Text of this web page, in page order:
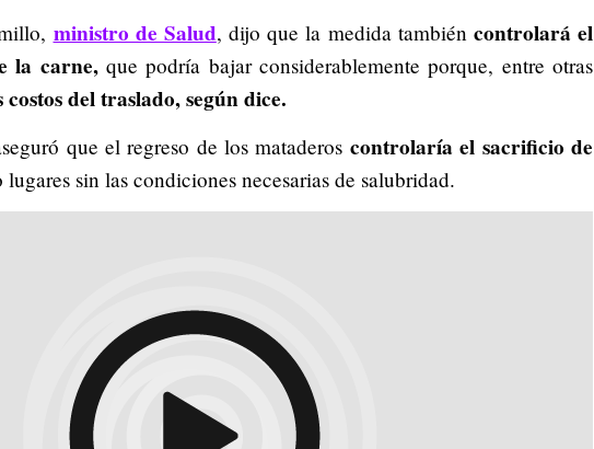
ministro de Salud, dijo que la medida también controlará el
la carne,que podría bajar considerablemente porque, entre otras
del traslado, según dice.
que el regreso de los mataderos controlaría el sacrificio de
lugares sin las condiciones necesarias de salubridad.